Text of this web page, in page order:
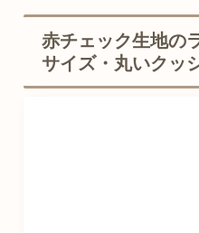
赤チェック生地の
サイズ・丸いクッ